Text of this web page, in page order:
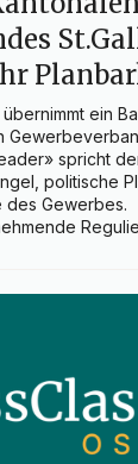
ein
spricht
politische
des Gewerbes.